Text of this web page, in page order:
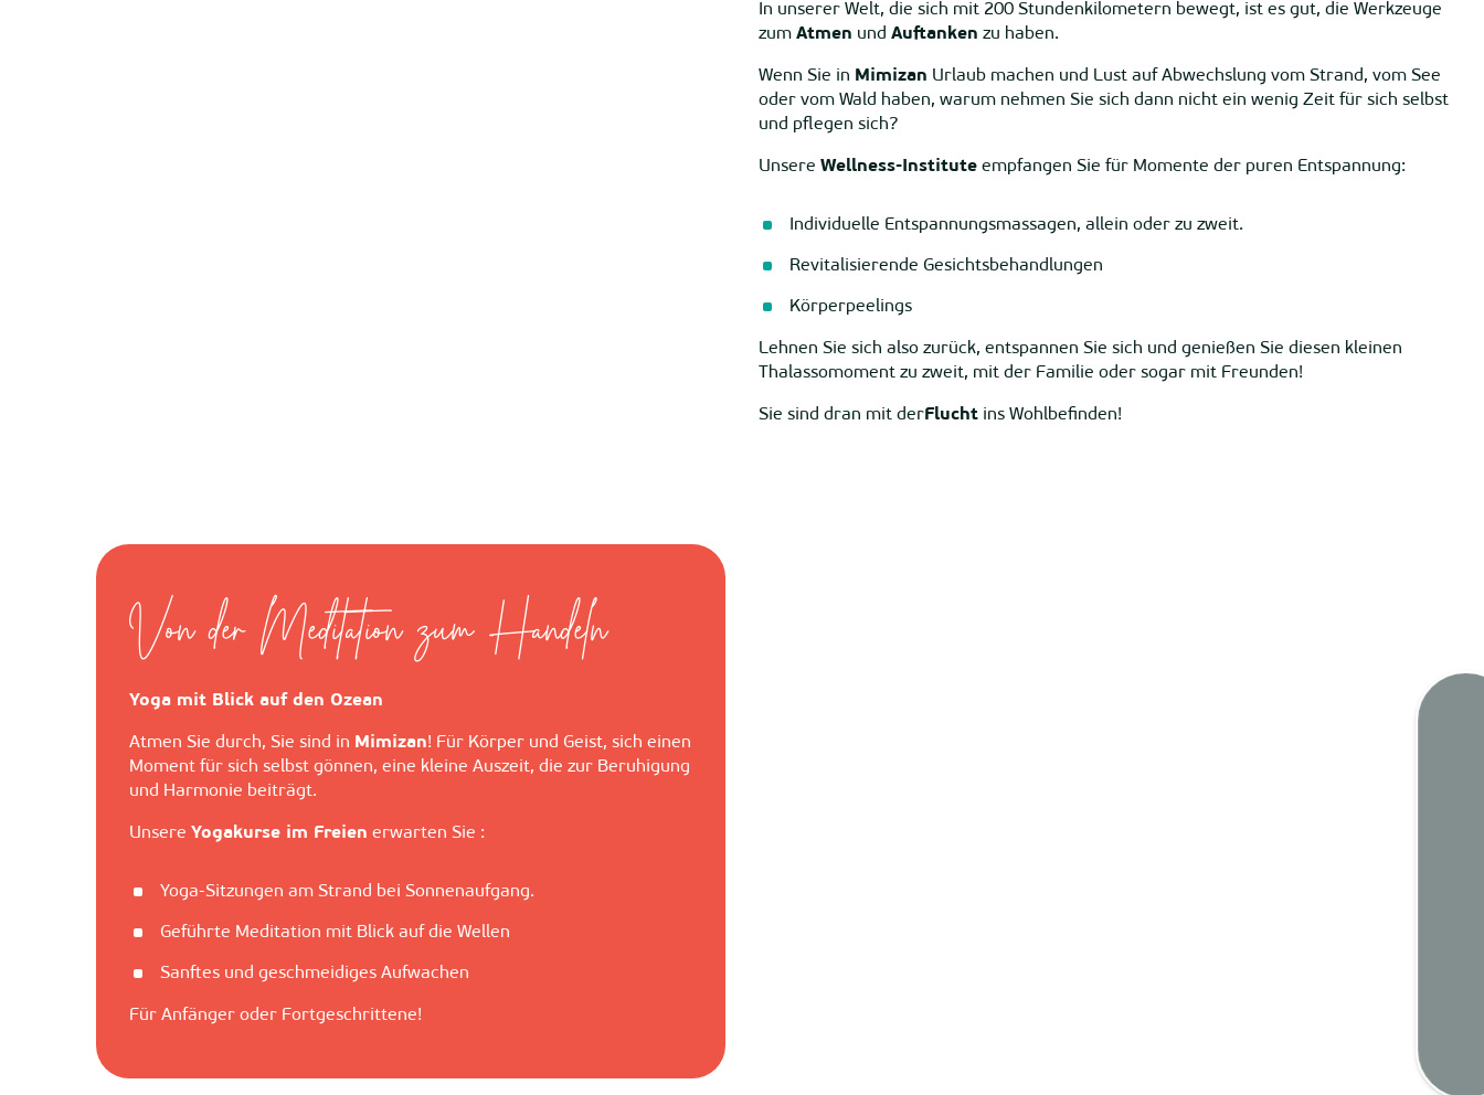
In unserer Welt, die sich mit 200 Stundenkilometern bewegt, ist es gut, die Werkzeuge
zum Atmen und Auftanken zu haben.
Wenn Sie in Mimizan Urlaub machen und Lust auf Abwechslung vom Strand, vom See
oder vom Wald haben, warum nehmen Sie sich dann nicht ein wenig Zeit für sich selbst
und pflegen sich?
Unsere Wellness-Institute empfangen Sie für Momente der puren Entspannung:
Individuelle Entspannungsmassagen, allein oder zu zweit.
Revitalisierende Gesichtsbehandlungen
Körperpeelings
Lehnen Sie sich also zurück, entspannen Sie sich und genießen Sie diesen kleinen
Thalassomoment zu zweit, mit der Familie oder sogar mit Freunden!
Sie sind dran mit derFlucht ins Wohlbefinden!
Von der Meditation zum Handeln
Yoga mit Blick auf den Ozean
Atmen Sie durch, Sie sind in Mimizan! Für Körper und Geist, sich einen
Moment für sich selbst gönnen, eine kleine Auszeit, die zur Beruhigung
und Harmonie beiträgt.
Unsere Yogakurse im Freien erwarten Sie :
Yoga-Sitzungen am Strand bei Sonnenaufgang.
Geführte Meditation mit Blick auf die Wellen
Sanftes und geschmeidiges Aufwachen
Für Anfänger oder Fortgeschrittene!